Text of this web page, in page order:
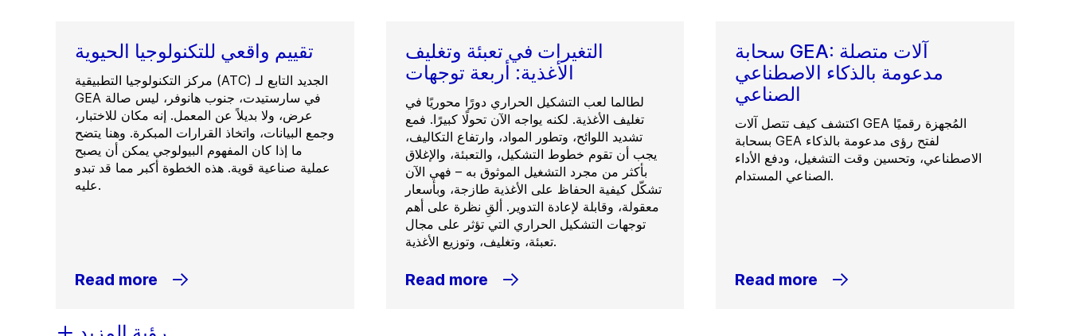
تقييم واقعي للتكنولوجيا الحيوية
مركز التكنولوجيا التطبيقية (ATC) الجديد التابع لـ
GEA في سارستيدت، جنوب هانوفر، ليس صالة
عرض، ولا بديلاً عن المعمل. إنه مكان للاختبار،
وجمع البيانات، واتخاذ القرارات المبكرة. وهنا يتضح
ما إذا كان المفهوم البيولوجي يمكن أن يصبح
عملية صناعية قوية. هذه الخطوة أكبر مما قد تبدو
عليه.
Read more
التغيرات في تعبئة وتغليف
الأغذية: أربعة توجهات
لطالما لعب التشكيل الحراري دورًا محوريًا في
تغليف الأغذية. لكنه يواجه الآن تحولًا كبيرًا. فمع
تشديد اللوائح، وتطور المواد، وارتفاع التكاليف،
يجب أن تقوم خطوط التشكيل، والتعبئة، والإغلاق
بأكثر من مجرد التشغيل الموثوق به – فهي الآن
تشكّل كيفية الحفاظ على الأغذية طازجة، وبأسعار
معقولة، وقابلة لإعادة التدوير. ألقِ نظرة على أهم
توجهات التشكيل الحراري التي تؤثر على مجال
تعبئة، وتغليف، وتوزيع الأغذية.
Read more
سحابة GEA: آلات متصلة
مدعومة بالذكاء الاصطناعي
الصناعي
اكتشف كيف تتصل آلات GEA المُجهزة رقميًا
بسحابة GEA لفتح رؤى مدعومة بالذكاء
الاصطناعي، وتحسين وقت التشغيل، ودفع الأداء
الصناعي المستدام.
Read more